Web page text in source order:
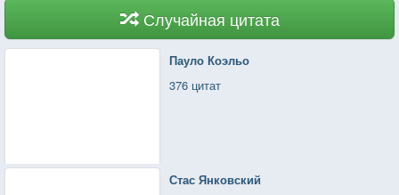
Случайная цитата
Пауло Коэльо
376 цитат
Стас Янковский